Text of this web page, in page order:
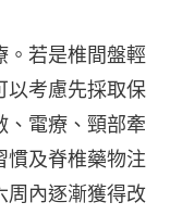
。若是椎間盤輕
以考慮先採取保
、電療、頸部牽
慣及脊椎藥物注
周內逐漸獲得改